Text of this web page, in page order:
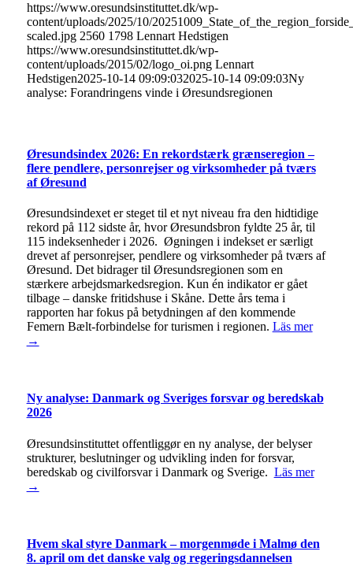
https://www.oresundsinstituttet.dk/wp-
content/uploads/2025/10/
scaled.jpg 2560 1798 Lennart Hedstigen
https://www.oresundsinstituttet.dk/wp-
content/uploads/2015/02/logo_oi.png Lennart
Hedstigen2025-10-14 09:09:032025-10-14 09:09:03Ny
analyse: Forandringens vinde i Øresundsregionen
Øresundsindex 2026: En rekordstærk grænseregion –
flere pendlere, personrejser og virksomheder på tværs
af Øresund
Øresundsindexet er steget til et nyt niveau fra den hidtidige
rekord på 112 sidste år, hvor Øresundsbron fyldte 25 år, til
115 indeksenheder i 2026. Øgningen i indekset er særligt
drevet af personrejser, pendlere og virksomheder på tværs af
Øresund. Det bidrager til Øresundsregionen som en
stærkere arbejdsmarkedsregion. Kun én indikator er gået
tilbage – danske fritidshuse i Skåne. Dette års tema i
rapporten har fokus på betydningen af den kommende
Femern Bælt-forbindelse for turismen i regionen. Läs mer
→
Ny analyse: Danmark og Sveriges forsvar og beredskab
2026
Øresundsinstituttet offentliggør en ny analyse, der belyser
strukturer, beslutninger og udvikling inden for forsvar,
beredskab og civilforsvar i Danmark og Sverige. Läs mer
→
Hvem skal styre Danmark – morgenmøde i Malmø den
8. april om det danske valg og regeringsdannelsen